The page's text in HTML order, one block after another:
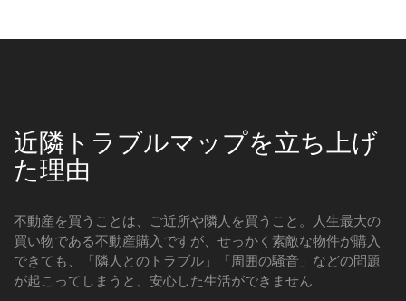
近隣トラブルマップを立ち上げ
た理由
不動産を買うことは、ご近所や隣人を買うこと。人生最大の
買い物である不動産購入ですが、せっかく素敵な物件が購入
できても、「隣人とのトラブル」「周囲の騒音」などの問題
が起こってしまうと、安心した生活ができません